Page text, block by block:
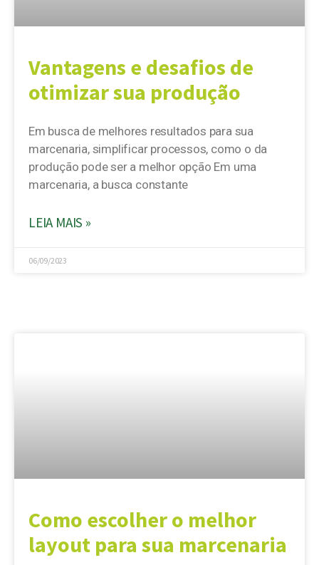
Vantagens e desafios de
otimizar sua produção
Em busca de melhores resultados para sua
marcenaria, simplificar processos, como o da
produção pode ser a melhor opção Em uma
marcenaria, a busca constante
LEIA MAIS »
06/09/2023
Como escolher o melhor
layout para sua marcenaria